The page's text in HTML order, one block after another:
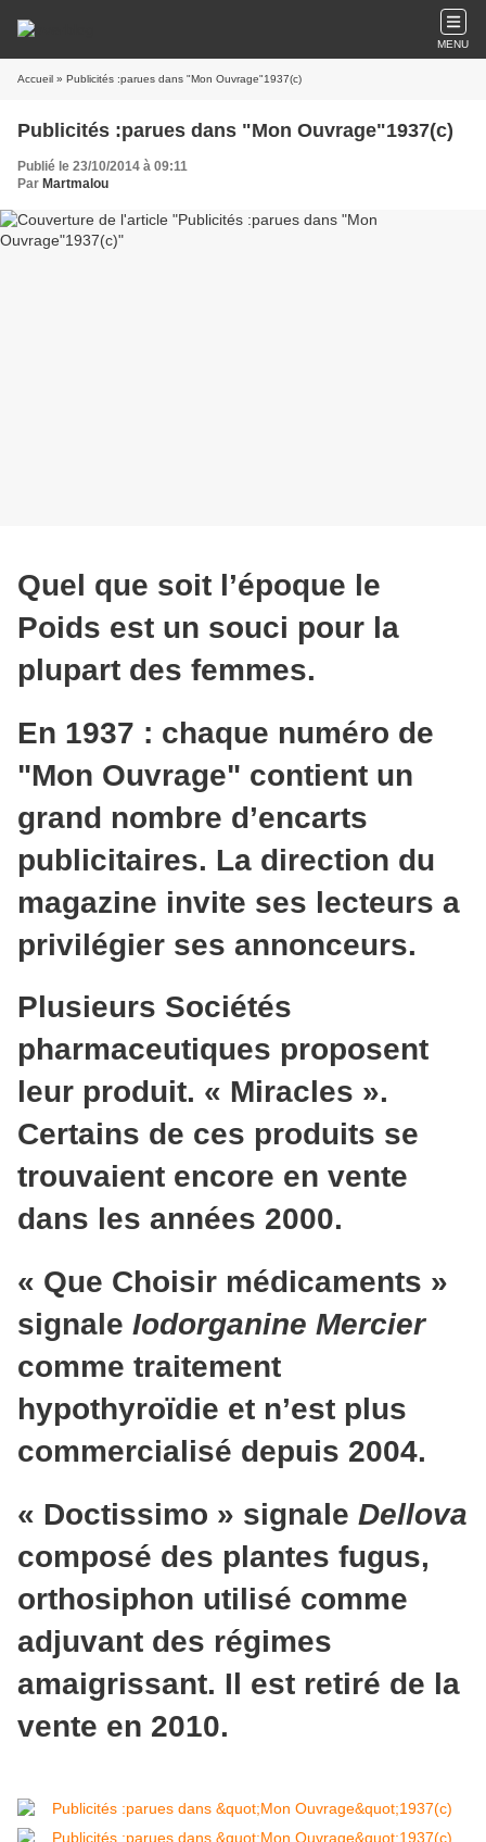
MENU
Accueil » Publicités :parues dans "Mon Ouvrage"1937(c)
Publicités :parues dans "Mon Ouvrage"1937(c)
Publié le 23/10/2014 à 09:11
Par Martmalou
Quel que soit l’époque le
Poids est un souci pour la
plupart des femmes.
En 1937 : chaque numéro de
"Mon Ouvrage" contient un
grand nombre d’encarts
publicitaires. La direction du
magazine invite ses lecteurs a
privilégier ses annonceurs.
Plusieurs Sociétés
pharmaceutiques proposent
leur produit. « Miracles ».
Certains de ces produits se
trouvaient encore en vente
dans les années 2000.
« Que Choisir médicaments »
signale Iodorganine Mercier
comme traitement
hypothyroïdie et n’est plus
commercialisé depuis 2004.
« Doctissimo » signale Dellova
composé des plantes fugus,
orthosiphon utilisé comme
adjuvant des régimes
amaigrissant. Il est retiré de la
vente en 2010.